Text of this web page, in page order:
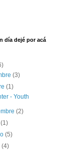
día dejé por acá
(3)
(1)
- Youth
(2)
(1)
(5)
(4)